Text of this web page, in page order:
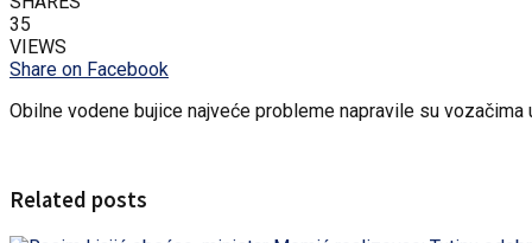
35
VIEWS
Share on Facebook
Obilne vodene bujice najveće probleme napravile su
Related posts